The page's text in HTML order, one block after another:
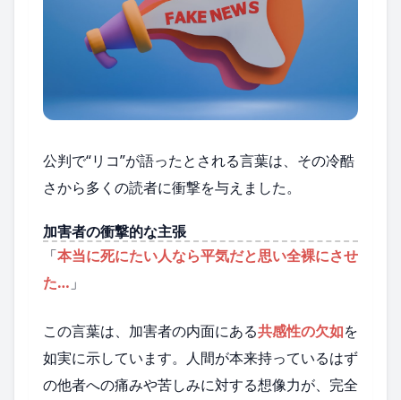
公判で“リコ”が語ったとされる言葉は、その冷酷
さから多くの読者に衝撃を与えました。
加害者の衝撃的な主張
「本当に死にたい人なら平気だと思い全裸にさせ
た… 」
この言葉は、加害者の内面にある共感性の欠如を
如実に示しています。人間が本来持っているはず
の他者への痛みや苦しみに対する想像力が、完全